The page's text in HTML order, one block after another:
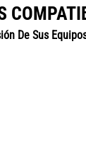
De Sus